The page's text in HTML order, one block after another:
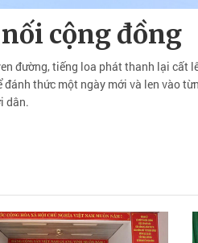
cộng đồng
đường, tiếng loa phát thanh lại cất
thức một ngày mới và len vào
dân.